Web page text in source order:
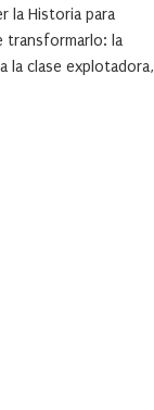
la Historia para
transformarlo: la
la clase explotadora,